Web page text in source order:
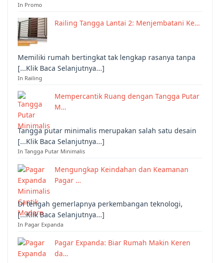
In Promo
Railing Tangga Lantai 2: Menjembatani Ke…
Memiliki rumah bertingkat tak lengkap rasanya tanpa
[...Klik Baca Selanjutnya...]
In Railing
Mempercantik Ruang dengan Tangga Putar
M…
Tangga putar minimalis merupakan salah satu desain
[...Klik Baca Selanjutnya...]
In Tangga Putar Minimalis
Mengungkap Keindahan dan Keamanan
Pagar …
Di tengah gemerlapnya perkembangan teknologi,
[...Klik Baca Selanjutnya...]
In Pagar Expanda
Pagar Expanda: Biar Rumah Makin Keren
da…